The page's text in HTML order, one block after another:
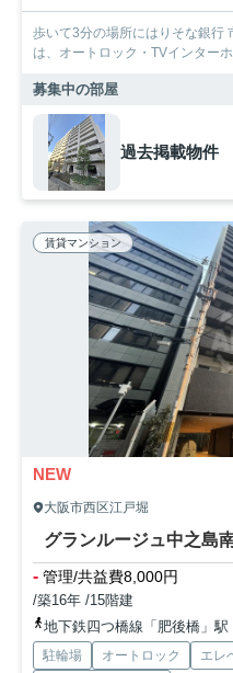
歩いて3分の場所にはりそな銀行
は、オートロック・TVインター
募集中の部屋
過去掲載物件
賃貸マンション
NEW
大阪市西区江戸堀
グランルージュ中之島
- 管理/共益費8,000円
/築16年 /15階建
地下鉄四つ橋線「肥後橋」駅
駐輪場 オートロック エレ